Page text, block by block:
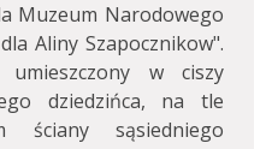
Muzeum Narodowego
Aliny Szapocznikow".
w ciszy
dziedzińca, na tle
ściany sąsiedniego